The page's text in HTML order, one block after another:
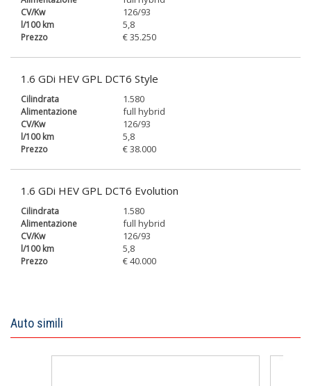
126/93
5,8
€ 35.250
1.6 GDi HEV GPL DCT6 Style
1.580
full hybrid
126/93
5,8
€ 38.000
1.6 GDi HEV GPL DCT6 Evolution
1.580
full hybrid
126/93
5,8
€ 40.000
Auto simili